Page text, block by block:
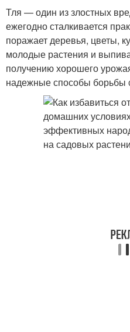
Тля — один из злостных
ежегодно сталкивается
поражает деревья, цветы,
молодые растения и
получению хорошего
надежные способы борьбы